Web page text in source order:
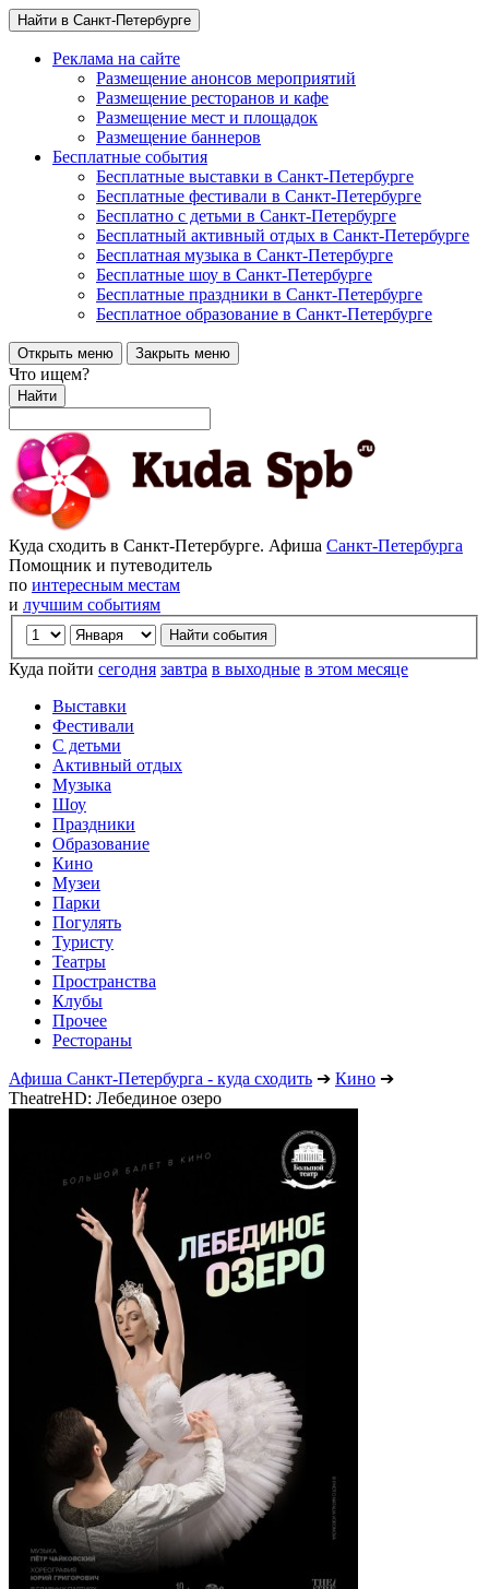
Найти в Санкт-Петербурге
Реклама на сайте
Размещение анонсов мероприятий
Размещение ресторанов и кафе
Размещение мест и площадок
Размещение баннеров
Бесплатные события
Бесплатные выставки в Санкт-Петербурге
Бесплатные фестивали в Санкт-Петербурге
Бесплатно с детьми в Санкт-Петербурге
Бесплатный активный отдых в Санкт-Петербурге
Бесплатная музыка в Санкт-Петербурге
Бесплатные шоу в Санкт-Петербурге
Бесплатные праздники в Санкт-Петербурге
Бесплатное образование в Санкт-Петербурге
Открыть меню Закрыть меню
Что ищем?
Найти
Куда сходить в Санкт-Петербурге. Афиша Санкт-Петербурга
Помощник и путеводитель
по интересным местам
и лучшим событиям
Куда пойти сегодня завтра в выходные в этом месяце
Выставки
Фестивали
С детьми
Активный отдых
Музыка
Шоу
Праздники
Образование
Кино
Музеи
Парки
Погулять
Туристу
Театры
Пространства
Клубы
Прочее
Рестораны
Афиша Санкт-Петербурга - куда сходить ➔ Кино ➔
TheatreHD: Лебединое озеро